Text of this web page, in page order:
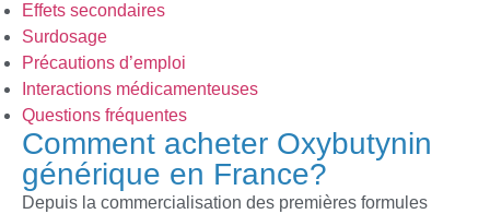
Effets secondaires
Surdosage
Précautions d’emploi
Interactions médicamenteuses
Questions fréquentes
Comment acheter Oxybutynin
générique en France?
Depuis la commercialisation des premières formules